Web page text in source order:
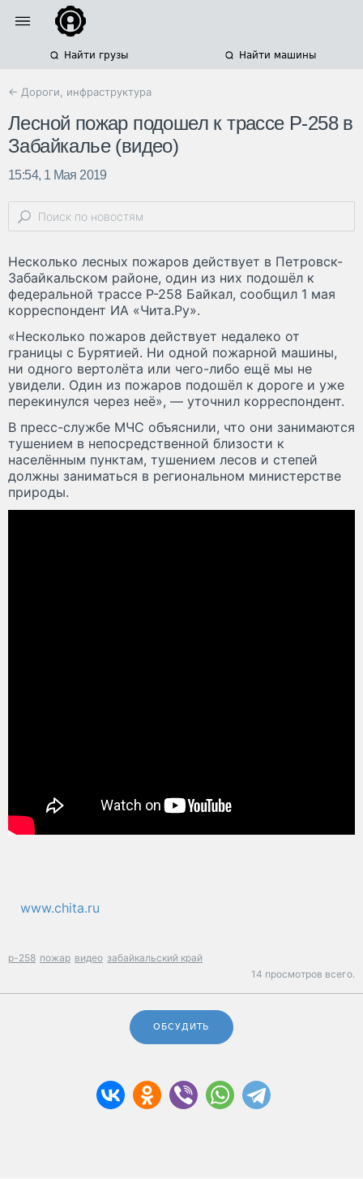
Найти грузы Найти машины
← Дороги, инфраструктура
Лесной пожар подошел к трассе Р-258 в
Забайкалье (видео)
15:54, 1 Мая 2019
Несколько лесных пожаров действует в Петровск-
Забайкальском районе, один из них подошёл к
федеральной трассе Р-258 Байкал, сообщил 1 мая
корреспондент ИА «Чита.Ру».
«Несколько пожаров действует недалеко от
границы с Бурятией. Ни одной пожарной машины,
ни одного вертолёта или чего-либо ещё мы не
увидели. Один из пожаров подошёл к дороге и уже
перекинулся через неё», — уточнил корреспондент.
В пресс-службе МЧС объяснили, что они занимаются
тушением в непосредственной близости к
населённым пунктам, тушением лесов и степей
должны заниматься в региональном министерстве
природы.
www.chita.ru
р-258 пожар видео забайкальский край
14 просмотров всего.
ОБСУДИТЬ